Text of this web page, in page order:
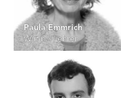
Paula Emmrich
Wirtin / Lehrer